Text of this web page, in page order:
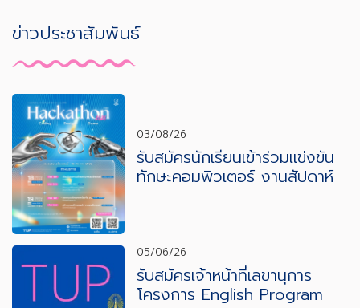
ข่าวประชาสัมพันธ์
03/08/26
รับสมัครนักเรียนเข้าร่วมแข่งขัน
ทักษะคอมพิวเตอร์ งานสัปดาห์
05/06/26
รับสมัครเจ้าหน้าที่เลขานุการ
โครงการ English Program